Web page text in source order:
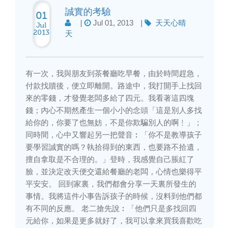
01
Jul
2013
誠實的考驗
| Jul 01, 2013 |
天天心晴
天
有一次，我與朋友到茶餐廳吃早餐，由於時間趕急，
付款找贖後，便立即離開。路途中，我打開手上找回
來的零錢，才發覺老闆多給了四元。我看著這四塊
錢；內心不期然產生一個小小的念頭「這是別人多找
給你的，你要了也無妨，不是你欺騙別人的啊﹗」；
同時間，心中又響起另一把聲音︰「你不是教導孩子
要學習誠實的嗎？執拾得到的東西，也要路不拾遺，
擅自拿取是不合理的。」登時，我感覺自己脹紅了
臉，並決定改天便交還給餐廳的老闆，心情也樂得平
平安安。 回到家裏，我們都會分享一天裏所發生的
事情。我將這件小事告訴孩子的時候，沒料到他們都
有不同的反應。 老二搶先說︰「他們只是多找回四
元給你，如果是更多就好了，我可以拿來買我喜歡吃